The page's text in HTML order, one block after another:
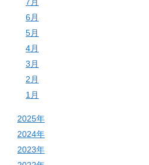
6月
5月
4月
3月
2月
1月
2025年
2024年
2023年